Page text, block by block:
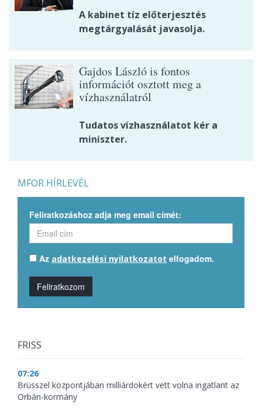
A kabinet tíz előterjesztés
megtárgyalását javasolja.
Gajdos László is fontos
információt osztott meg a
vízhasználatról
Tudatos vízhasználatot kér a
miniszter.
MFOR HÍRLEVÉL
Feliratkozáshoz adja meg email címét:
Az adatkezelési nyilatkozatot elfogadom.
Feliratkozom
FRISS
07:26
Brüsszel központjában milliárdokért vett volna ingatlant az
Orbán-kormány